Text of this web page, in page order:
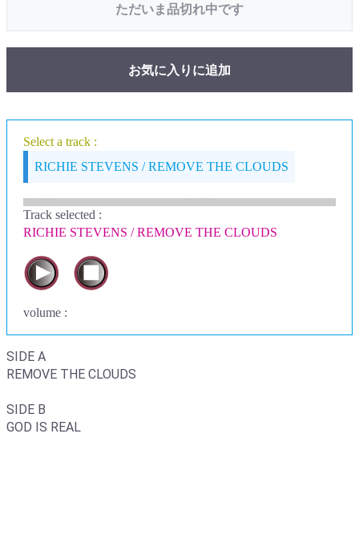
ただいま品切れ中です
お気に入りに追加
Select a track :
RICHIE STEVENS / REMOVE THE CLOUDS
Track selected :
RICHIE STEVENS / REMOVE THE CLOUDS
volume :
SIDE A
REMOVE THE CLOUDS
SIDE B
GOD IS REAL